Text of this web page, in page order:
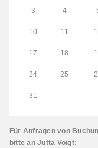
3 4
10 11
17 18
24 25
31
Für Anfragen von
bitte an Jutta Voigt: